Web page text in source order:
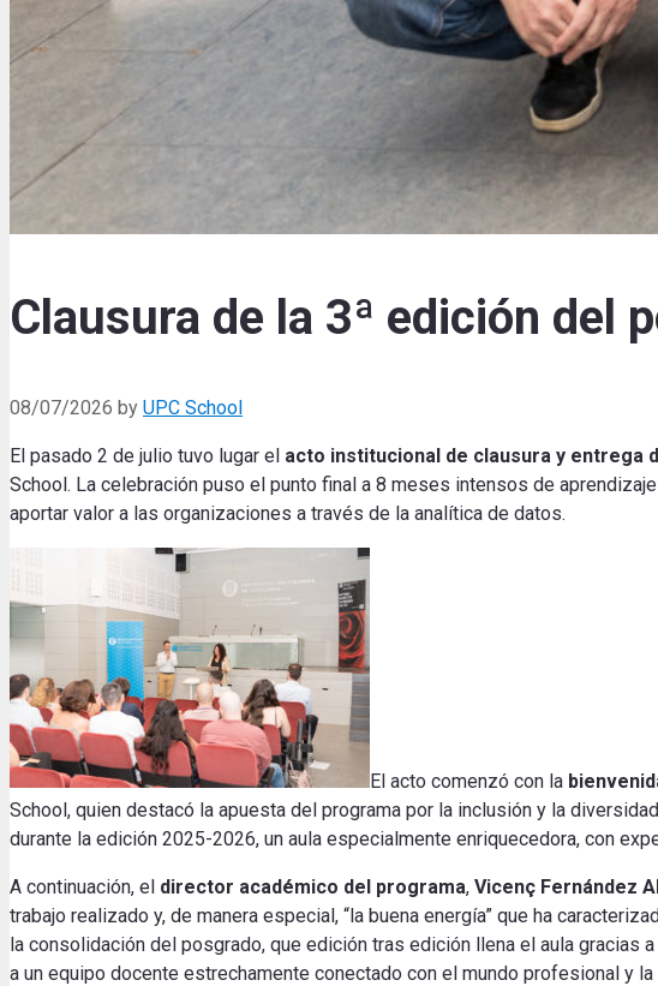
Clausura de la 3ª edición del
08/07/2026 by UPC School
El pasado 2 de julio tuvo lugar el acto institucional de clausura y entrega
School. La celebración puso el punto final a 8 meses intensos de
aportar valor a las organizaciones a través de la analítica de datos.
El acto comenzó con la
School, quien destacó la apuesta del programa por la inclusión y la
durante la edición 2025-2026, un aula especialmente enriquecedora, con
A continuación, el director académico del programa, Vicenç Fernández
trabajo realizado y, de manera especial, “la buena energía” que ha
la consolidación del posgrado, que edición tras edición llena el aula
a un equipo docente estrechamente conectado con el mundo profesional y